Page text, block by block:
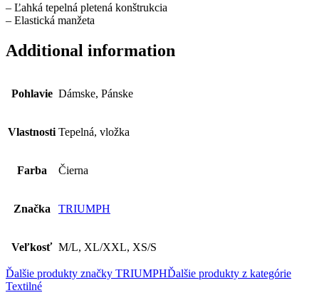
– Ľahká tepelná pletená konštrukcia
– Elastická manžeta
Additional information
Pohlavie Dámske, Pánske
Vlastnosti Tepelná, vložka
Farba Čierna
Značka TRIUMPH
Veľkosť M/L, XL/XXL, XS/S
Ďalšie produkty značky TRIUMPHĎalšie produkty z kategórie
Textilné